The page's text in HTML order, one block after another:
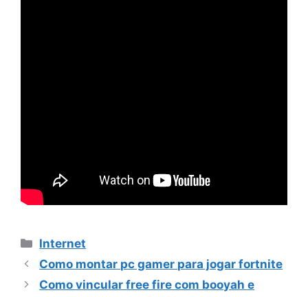
Categorias
Internet
Como montar pc gamer para jogar fortnite
Como vincular free fire com booyah e